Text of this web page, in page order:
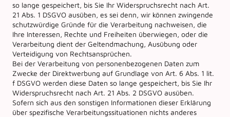
so lange gespeichert, bis Sie Ihr Widerspruchsrecht nach Art.
21 Abs. 1 DSGVO ausüben, es sei denn, wir können zwingende
schutzwürdige Gründe für die Verarbeitung nachweisen, die
Ihre Interessen, Rechte und Freiheiten überwiegen, oder die
Verarbeitung dient der Geltendmachung, Ausübung oder
Verteidigung von Rechtsansprüchen.
Bei der Verarbeitung von personenbezogenen Daten zum
Zwecke der Direktwerbung auf Grundlage von Art. 6 Abs. 1 lit.
f DSGVO werden diese Daten so lange gespeichert, bis Sie Ihr
Widerspruchsrecht nach Art. 21 Abs. 2 DSGVO ausüben.
Sofern sich aus den sonstigen Informationen dieser Erklärung
über spezifische Verarbeitungssituationen nichts anderes